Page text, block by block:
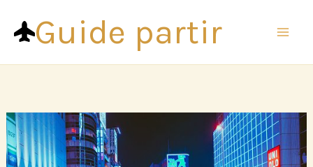
contenuGuide partir